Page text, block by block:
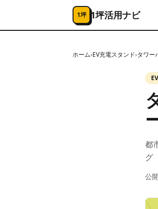
コンテンツへスキップ
1坪 1坪活用ナビ
ホーム›EV充電スタンド›タワー
都
グ
公開